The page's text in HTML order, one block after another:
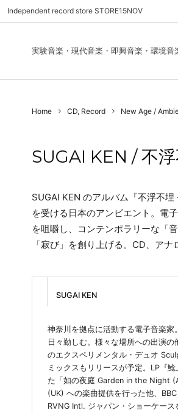
Independent record store STORE15NOV
実験音楽・現代音楽・即興音楽・環境
Used - CD, Record
Folk / World / Country
Heads / Club Jazz
Contact Us | お問合わせ
Home CD, Record New Age /
SUGAI KEN / 不
SUGAI KEN のアルバム『不浮不
を受ける日本のアンビエント。電
を咀嚼し、コンテンポラリーな「
「寂び」を創り上げる。CD、ア
SUGAI KEN
神奈川を拠点に活動する電子音楽
日々勤しむ。様々な場所への出演
のエクスペリメンタル・デュオ
ミックスもリリースが予定。LP『
た「如の夜庭 Garden in the Night
(UK) への楽曲提供を行った他、
RVNG Intl. ジャパン・ショーケー